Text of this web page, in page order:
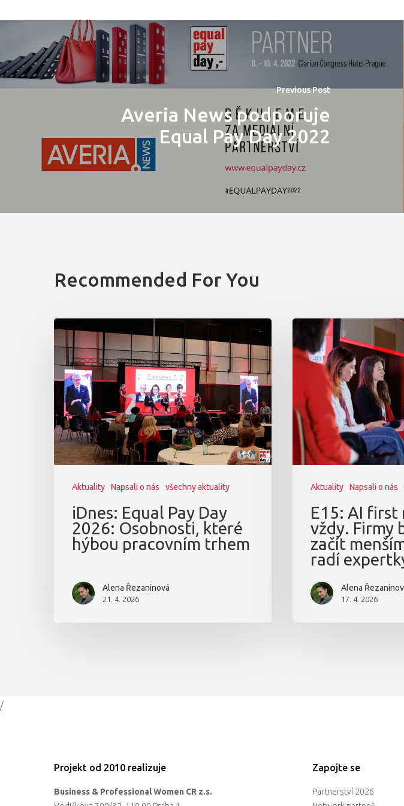
Previous Post
Averia News podporuje
Equal Pay Day 2022
Recommended For You
Aktuality Napsali o nás všechny aktuality
iDnes: Equal Pay Day
2026: Osobnosti, které
hýbou pracovním trhem
Alena Řezaninová
21. 4. 2026
Aktuality Napsali o nás
E15: AI
vždy. Firmy
začít
radí
Alena
17. 4. 2026
/
Projekt od 2010 realizuje
Business & Professional Women CR z.s.
Zapojte se
Partnerství 2026